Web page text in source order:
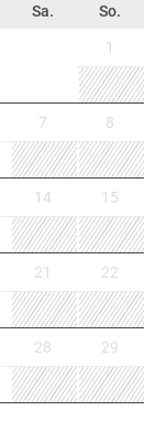
Sa. So.
1
7 8
14 15
21 22
28 29